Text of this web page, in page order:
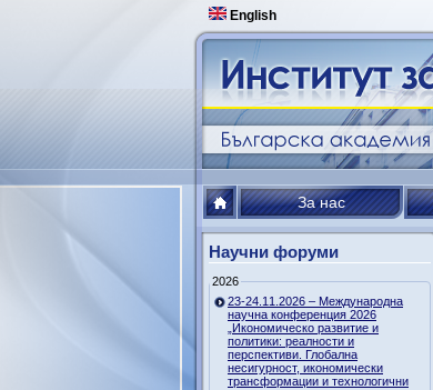
English
За нас
Научни форуми
2026
23-24.11.2026 – Международна
научна конференция 2026
„Икономическо развитие и
политики: реалности и
перспективи. Глобална
несигурност, икономически
трансформации и технологични